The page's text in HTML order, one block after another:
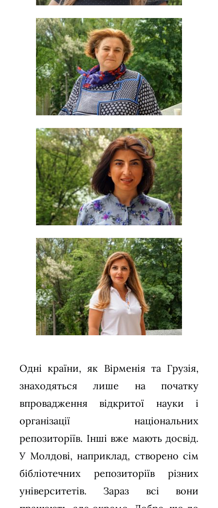
Одні країни, як Вірменія та Грузія,
знаходяться лише на початку
впровадження відкритої науки і
організації національних
репозиторіїв. Інші вже мають досвід.
У Молдові, наприклад, створено сім
бібліотечних репозиторіїв різних
університетів. Зараз всі вони